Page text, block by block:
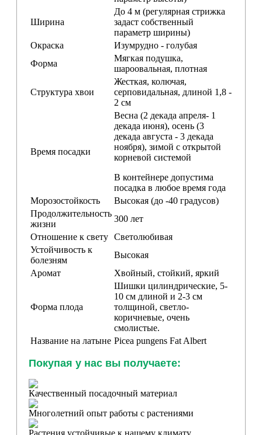
Ширина
До 4 м (регулярная стрижка
задаст собственный
параметр ширины)
Окраска
Изумрудно - голубая
Форма
Мягкая подушка,
шароовальная, плотная
Структура хвои
Жесткая, колючая,
серповидальная, длиной 1,8 -
2 см
Время посадки
Весна (2 декада апреля- 1
декада июня), осень (3
декада августа - 3 декада
ноября), зимой с открытой
корневой системой
В контейнере допустима
посадка в любое время года
Морозостойкость
Высокая (до -40 градусов)
Продолжительность
жизни
300 лет
Отношение к свету Светолюбивая
Устойчивость к
болезням
Высокая
Аромат
Хвойный, стойкий, яркий
Форма плода
Шишки цилиндрические, 5-
10 см длиной и 2-3 см
толщиной, светло-
коричневые, очень
смолистые.
Название на латыне Picea pungens Fat Albert
Покупая у нас вы получаете:
Качественный посадочный материал
Многолетний опыт работы с растениями